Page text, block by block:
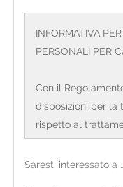
INFORMATIVA
PERSONALI PER
Con il
disposizioni per la
rispetto al
S.p.a. Agenzia
Sempione, 4 –
Saresti interessato a